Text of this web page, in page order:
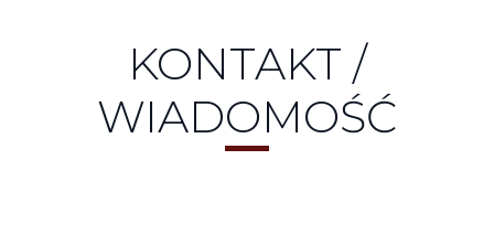
KONTAKT /
WIADOMOŚĆ